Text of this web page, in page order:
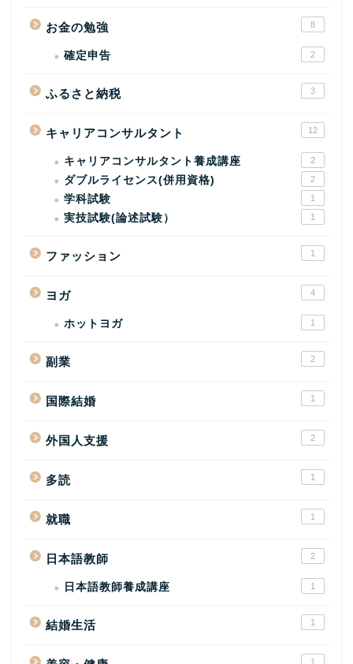
お金の勉強 8
確定申告 2
ふるさと納税 3
キャリアコンサルタント 12
キャリアコンサルタント養成講座 2
ダブルライセンス(併用資格) 2
学科試験 1
実技試験(論述試験） 1
ファッション 1
ヨガ 4
ホットヨガ 1
副業 2
国際結婚 1
外国人支援 2
多読 1
就職 1
日本語教師 2
日本語教師養成講座 1
結婚生活 1
1